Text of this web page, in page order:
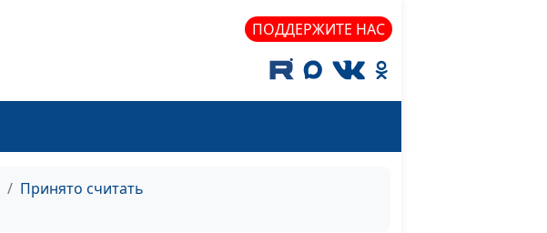
ПОДДЕРЖИТЕ НАС
Принято считать
священнослужитель,
психолог, консультант
по семейным
взаимоотношениям